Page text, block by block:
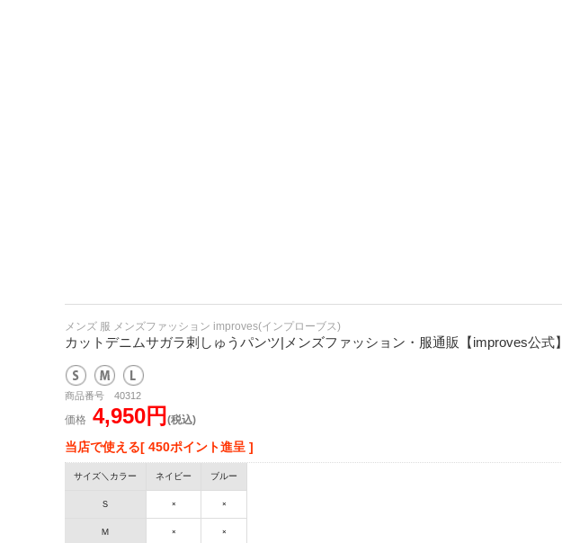
メンズ 服 メンズファッション improves(インプローブス)
カットデニムサガラ刺しゅうパンツ|メンズファッション・服通販【improves公式】
商品番号 40312
価格 4,950円 (税込)
当店で使える[ 450ポイント進呈 ]
サイズ＼カラー ネイビー ブルー
Ｓ × ×
Ｍ × ×